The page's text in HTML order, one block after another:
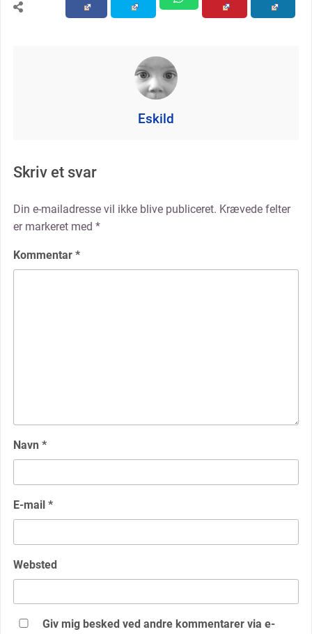
Eskild
Skriv et svar
Din e-mailadresse vil ikke blive publiceret. Krævede felter
er markeret med *
Kommentar *
Navn *
E-mail *
Websted
Giv mig besked ved andre kommentarer via e-